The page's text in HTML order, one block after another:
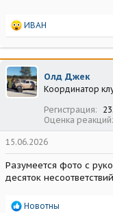
Р
а
к
ц
и
и
ИВАН
Олд Джек
Координатор
Регистрация
Оценка реакций
15.06.2026
Разумеется фото с
десяток
Р
Новотны